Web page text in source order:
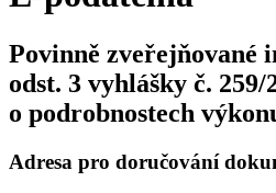
Povinně zveřejňované
odst. 3 vyhlášky č. 259/
o podrobnostech
Adresa pro doručování